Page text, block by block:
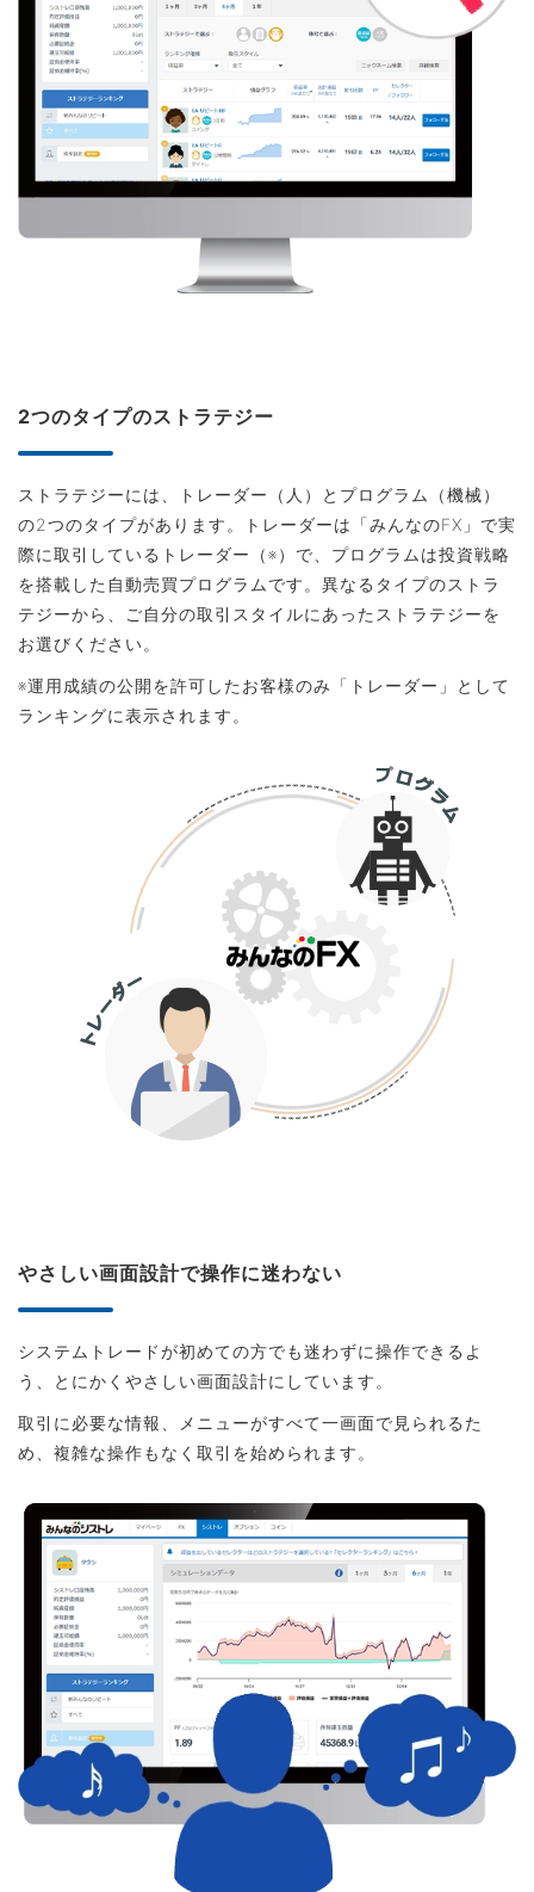
2つのタイプのストラテジー
ストラテジーには、トレーダー（人）とプログラム（機械）
の2つのタイプがあります。トレーダーは「みんなのFX」で実
際に取引しているトレーダー（※）で、プログラムは投資戦略
を搭載した自動売買プログラムです。異なるタイプのストラ
テジーから、ご自分の取引スタイルにあったストラテジーを
お選びください。
※運用成績の公開を許可したお客様のみ「トレーダー」として
ランキングに表示されます。
やさしい画面設計で操作に迷わない
システムトレードが初めての方でも迷わずに操作できるよ
う、とにかくやさしい画面設計にしています。
取引に必要な情報、メニューがすべて一画面で見られるた
め、複雑な操作もなく取引を始められます。